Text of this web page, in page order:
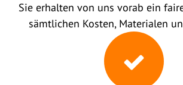
Sie erhalten von uns vorab ein
sämtlichen Kosten, Materialen